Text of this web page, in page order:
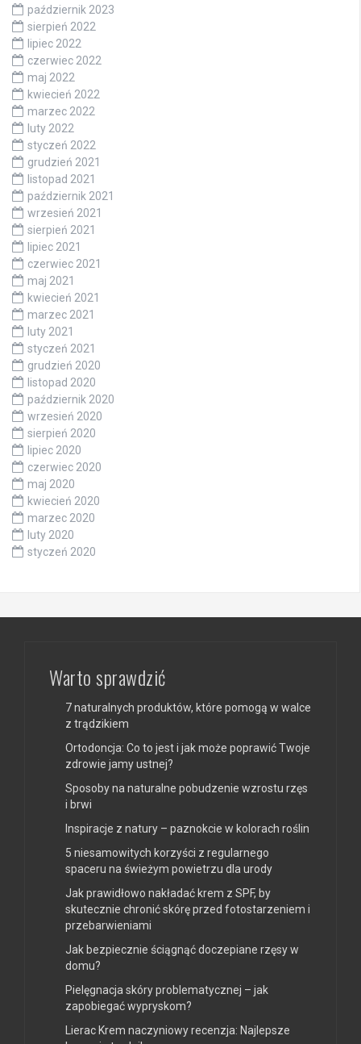
październik 2023
sierpień 2022
lipiec 2022
czerwiec 2022
maj 2022
kwiecień 2022
marzec 2022
luty 2022
styczeń 2022
grudzień 2021
listopad 2021
październik 2021
wrzesień 2021
sierpień 2021
lipiec 2021
czerwiec 2021
maj 2021
kwiecień 2021
marzec 2021
luty 2021
styczeń 2021
grudzień 2020
listopad 2020
październik 2020
wrzesień 2020
sierpień 2020
lipiec 2020
czerwiec 2020
maj 2020
kwiecień 2020
marzec 2020
luty 2020
styczeń 2020
Warto sprawdzić
7 naturalnych produktów, które pomogą w walce
z trądzikiem
Ortodoncja: Co to jest i jak może poprawić Twoje
zdrowie jamy ustnej?
Sposoby na naturalne pobudzenie wzrostu rzęs
i brwi
Inspiracje z natury – paznokcie w kolorach roślin
5 niesamowitych korzyści z regularnego
spaceru na świeżym powietrzu dla urody
Jak prawidłowo nakładać krem z SPF, by
skutecznie chronić skórę przed fotostarzeniem i
przebarwieniami
Jak bezpiecznie ściągnąć doczepiane rzęsy w
domu?
Pielęgnacja skóry problematycznej – jak
zapobiegać wypryskom?
Lierac Krem naczyniowy recenzja: Najlepsze